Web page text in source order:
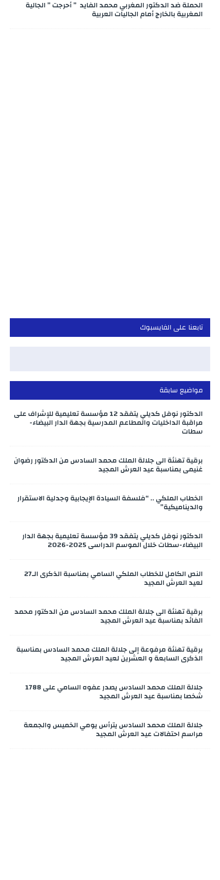
الحملة ضد الدكتور المغربي محمد الفايد ” أحرجت ” الجالية
المغربية بالخارج أمام الجاليات العربية
تابعنا على الفايسبوك
مواضيع سابقة
الدكتور نوفل كديلي يتفقد 12 مؤسسة تعليمية للإشراف على
مراقبة الداخليات والمطاعم المدرسية بجهة الدار البيضاء-
سطات
برقية تهنئة الى جلالة الملك محمد السادس من الدكتور رضوان
غنيمي بمناسبة عيد العرش المجيد
الخطاب الملكي .. “فلسفة السيادة الإيجابية وجدلية الاستقرار
والديناميكية”
الدكتور نوفل كديلي يتفقد 39 مؤسسة تعليمية بجهة الدار
البيضاء-سطات خلال الموسم الدراسي 2025-2026
النص الكامل للخطاب الملكي السامي بمناسبة الذكرى الـ27
لعيد العرش المجيد
برقية تهنئة الى جلالة الملك محمد السادس من الدكتور محمد
الفائد بمناسبة عيد العرش المجيد
برقية تهنئة مرفوعة إلى جلالة الملك محمد السادس بمناسبة
الذكرى السابعة و العشرين لعيد العرش المجيد
جلالة الملك محمد السادس يصدر عفوه السامي على 1788
شخصا بمناسبة عيد العرش المجيد
جلالة الملك محمد السادس يترأس يومي الخميس والجمعة
مراسم احتفالات عيد العرش المجيد